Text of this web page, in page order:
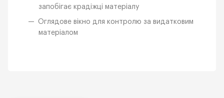
запобігає крадіжці матеріалу
Оглядове вікно для контролю за видатковим
матеріалом